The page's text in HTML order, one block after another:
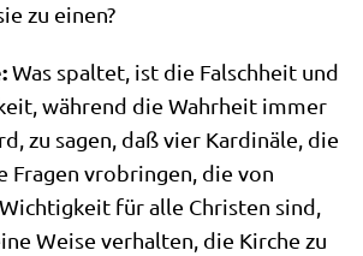
zu einen?
Was spal­tet, ist die Falsch­heit und
wäh­rend die Wahr­heit immer
zu sagen, daß vier Kar­di­nä­le, die
Fra­gen vro­brin­gen, die von
für alle Chri­sten sind,
Wei­se ver­hal­ten, die Kir­che zu